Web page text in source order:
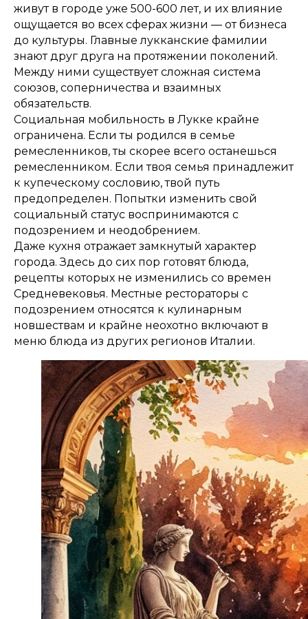
живут в городе уже 500-600 лет, и их влияние
ощущается во всех сферах жизни — от бизнеса
до культуры. Главные лукканские фамилии
знают друг друга на протяжении поколений.
Между ними существует сложная система
союзов, соперничества и взаимных
обязательств.
Социальная мобильность в Лукке крайне
ограничена. Если ты родился в семье
ремесленников, ты скорее всего останешься
ремесленником. Если твоя семья принадлежит
к купеческому сословию, твой путь
предопределен. Попытки изменить свой
социальный статус воспринимаются с
подозрением и неодобрением.
Даже кухня отражает замкнутый характер
города. Здесь до сих пор готовят блюда,
рецепты которых не изменились со времен
Средневековья. Местные рестораторы с
подозрением относятся к кулинарным
новшествам и крайне неохотно включают в
меню блюда из других регионов Италии.